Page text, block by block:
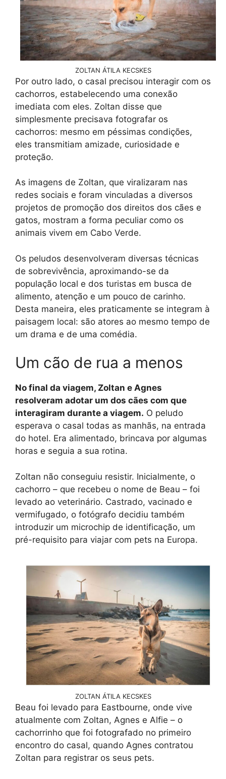
ZOLTAN ÁTILA KECSKES
Por outro lado, o casal precisou interagir com os
cachorros, estabelecendo uma conexão
imediata com eles. Zoltan disse que
simplesmente precisava fotografar os
cachorros: mesmo em péssimas condições,
eles transmitiam amizade, curiosidade e
proteção.
As imagens de Zoltan, que viralizaram nas
redes sociais e foram vinculadas a diversos
projetos de promoção dos direitos dos cães e
gatos, mostram a forma peculiar como os
animais vivem em Cabo Verde.
Os peludos desenvolveram diversas técnicas
de sobrevivência, aproximando-se da
população local e dos turistas em busca de
alimento, atenção e um pouco de carinho.
Desta maneira, eles praticamente se integram à
paisagem local: são atores ao mesmo tempo de
um drama e de uma comédia.
Um cão de rua a menos
No final da viagem, Zoltan e Agnes
resolveram adotar um dos cães com que
interagiram durante a viagem. O peludo
esperava o casal todas as manhãs, na entrada
do hotel. Era alimentado, brincava por algumas
horas e seguia a sua rotina.
Zoltan não conseguiu resistir. Inicialmente, o
cachorro – que recebeu o nome de Beau – foi
levado ao veterinário. Castrado, vacinado e
vermifugado, o fotógrafo decidiu também
introduzir um microchip de identificação, um
pré-requisito para viajar com pets na Europa.
ZOLTAN ÁTILA KECSKES
Beau foi levado para Eastbourne, onde vive
atualmente com Zoltan, Agnes e Alfie – o
cachorrinho que foi fotografado no primeiro
encontro do casal, quando Agnes contratou
Zoltan para registrar os seus pets.